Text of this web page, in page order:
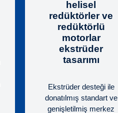
helisel
redüktörler ve
redüktörlü
motorlar
ekstrüder
tasarımı
Ekstrüder desteği ile
donatılmış standart ve
genişletilmiş merkez